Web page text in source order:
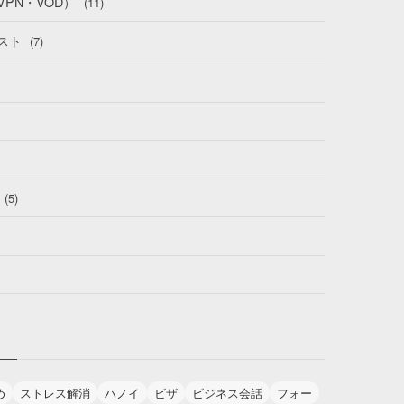
ト (7)
(5)
ストレス解消 ハノイ ビザ ビジネス会話 フォー